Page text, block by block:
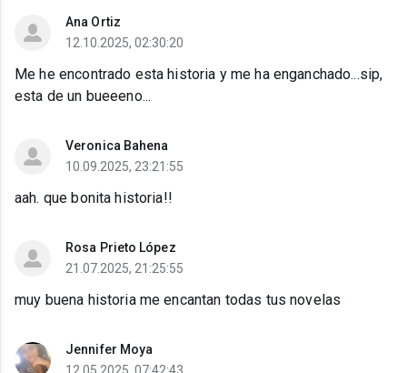
Ana Ortiz
12.10.2025, 02:30:20
Me he encontrado esta historia y me ha enganchado...sip,
esta de un bueeeno...
Veronica Bahena
10.09.2025, 23:21:55
aah. que bonita historia!!
Rosa Prieto López
21.07.2025, 21:25:55
muy buena historia me encantan todas tus novelas
Jennifer Moya